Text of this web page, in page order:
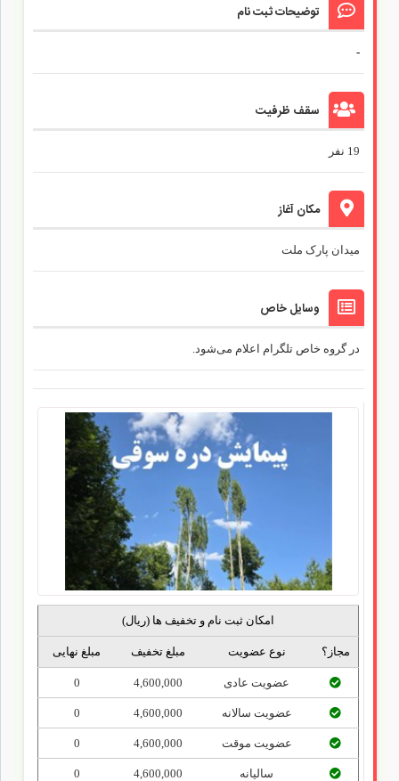
توضیحات ثبت نام
-
سقف ظرفیت
19 نفر
مکان آغاز
میدان پارک ملت
وسایل خاص
در گروه خاص تلگرام اعلام می‌شود.
امکان ثبت نام و تخفیف ‍‌ها (ریال)
مجاز؟ نوع عضویت مبلغ تخفیف مبلغ نهایی
عضویت عادی 4,600,000
0
عضویت سالانه 4,600,000
0
عضویت موقت 4,600,000
0
سالیانه 4,600,000
0